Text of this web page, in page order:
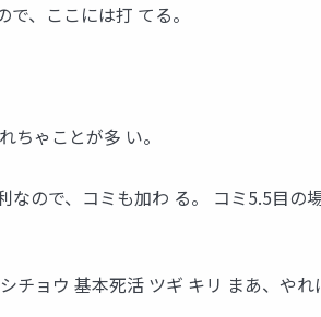
、ここには打 てる。
ゃことが多 い。
ので、コミも加わ る。 コミ5.5目の
ョウ 基本死活 ツギ キリ まあ、やれ